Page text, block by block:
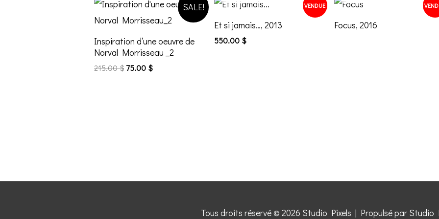
SALE!
Inspiration d’une oeuvre de
Norval Morrisseau _2
215.00$ 75.00 $
VENDUE
Et si jamais…, 2013
550.00 $
Focus, 2016
Tous droits réservé © 2026 Studio Pixels | Propulsé par Studio